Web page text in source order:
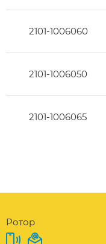
2101-1006060
2101-1006050
2101-1006065
Ротор